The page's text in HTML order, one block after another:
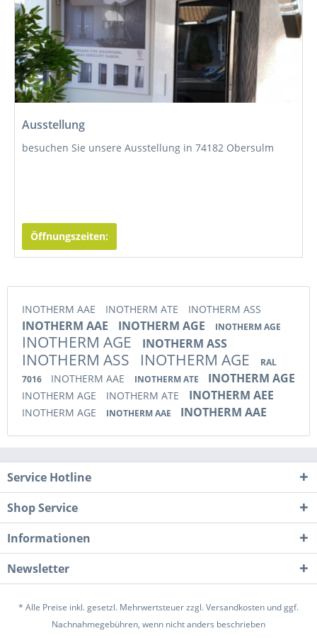
neuer Katalog AKTION BLACK EDITION
Ausstellung
besuchen Sie unsere Ausstellung in 74182 Obersulm
Öffnungszeiten:
INOTHERM AAE INOTHERM ATE INOTHERM ASS
INOTHERM AAE INOTHERM AGE INOTHERM AGE
INOTHERM AGE INOTHERM ASS
INOTHERM ASS INOTHERM AGE
RAL
7016
INOTHERM AAE INOTHERM ATE INOTHERM AGE
INOTHERM AGE INOTHERM ATE INOTHERM AEE
INOTHERM AGE INOTHERM AAE INOTHERM AAE
Service Hotline
Shop Service
Informationen
Newsletter
* Alle Preise inkl. gesetzl. Mehrwertsteuer zzgl.Versandkosten und ggf.
Nachnahmegebühren, wenn nicht anders beschrieben